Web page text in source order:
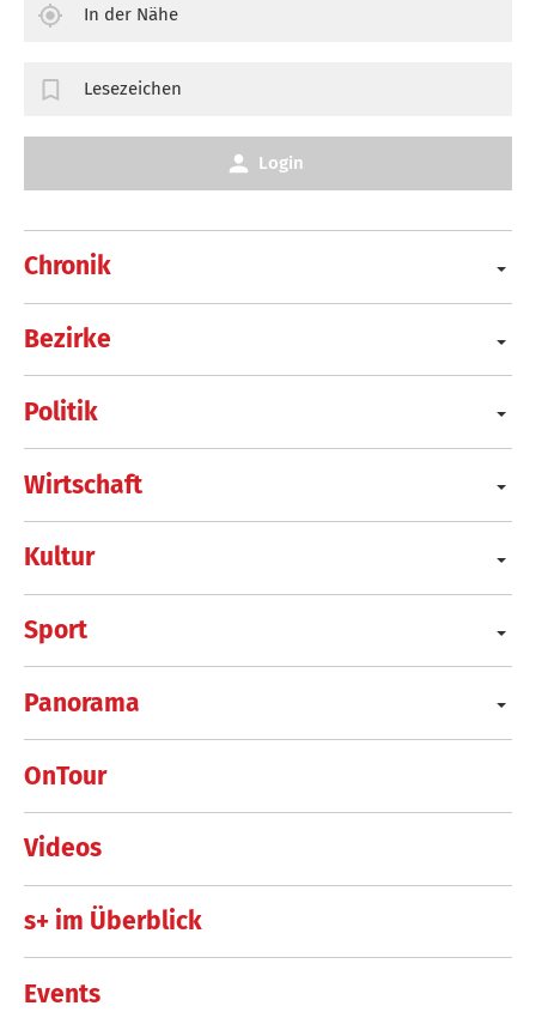
Chronik
Bezirke
Politik
Wirtschaft
Kultur
Sport
Panorama
OnTour
Videos
s+ im Überblick
Events
In der Nähe
Lesezeichen
Login